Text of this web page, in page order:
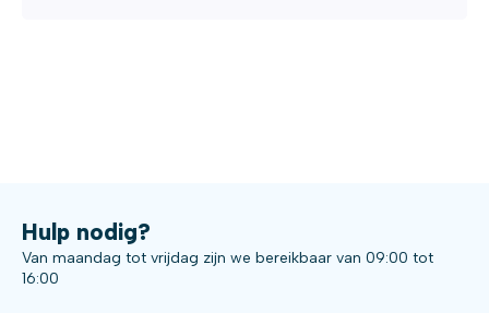
Hulp nodig?
Van maandag tot vrijdag zijn we bereikbaar van 09:00 tot
16:00